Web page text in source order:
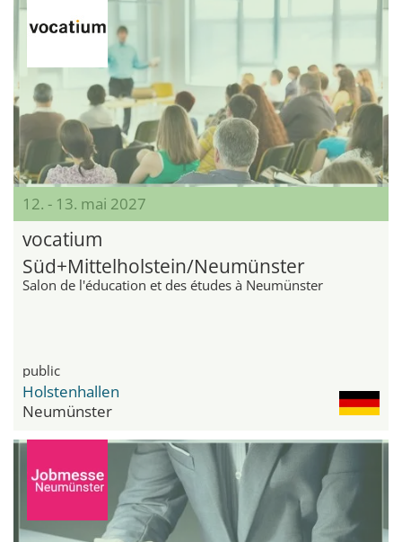
12. - 13. mai 2027
vocatium
Süd+Mittelholstein/Neumünster
Salon de l'éducation et des études à Neumünster
public
Holstenhallen
Neumünster